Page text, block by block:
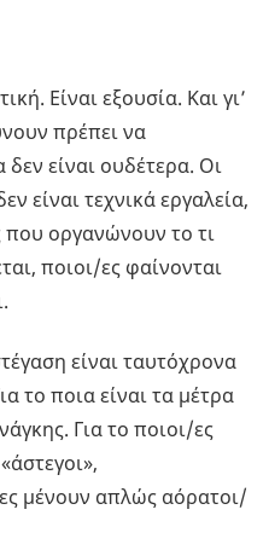
Είναι εξουσία. Και γι’
πρέπει να
είναι ουδέτερα. Οι
είναι τεχνικά εργαλεία,
που οργανώνουν το τι
ποιοι/ες φαίνονται
είναι ταυτόχρονα
το ποια είναι τα μέτρα
Για το ποιοι/ες
μένουν απλώς αόρατοι/